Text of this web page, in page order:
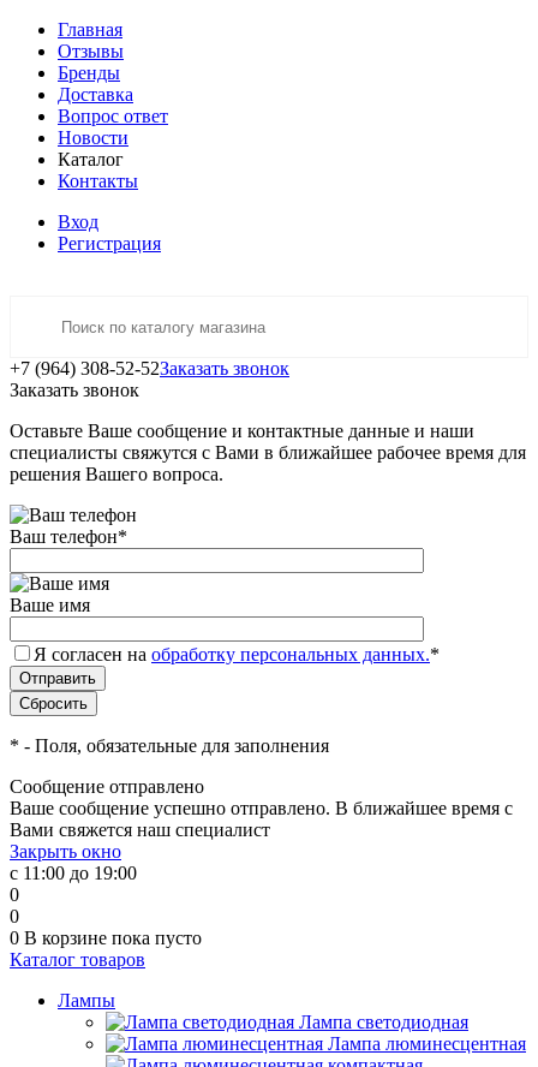
Главная
Отзывы
Бренды
Доставка
Вопрос ответ
Новости
Каталог
Контакты
Вход
Регистрация
+7 (964) 308-52-52Заказать звонок
Заказать звонок
Оставьте Ваше сообщение и контактные данные и наши
специалисты свяжутся с Вами в ближайшее рабочее время для
решения Вашего вопроса.
Ваш телефон*
Ваше имя
Я согласен на обработку персональных данных.*
* - Поля, обязательные для заполнения
Сообщение отправлено
Ваше сообщение успешно отправлено. В ближайшее время с
Вами свяжется наш специалист
Закрыть окно
с 11:00 до 19:00
0
0
0 В корзине пока пусто
Каталог товаров
Лампы
Лампа светодиодная
Лампа люминесцентная